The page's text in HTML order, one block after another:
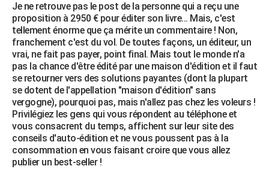
Je ne retrouve pas le post de la personne qui a reçu une
proposition à 2950 € pour éditer son livre... Mais, c'est
tellement énorme que ça mérite un commentaire ! Non,
franchement c'est du vol. De toutes façons, un éditeur, un
vrai, ne fait pas payer, point final. Mais tout le monde n'a
pas la chance d'être édité par une maison d'édition et il faut
se retourner vers des solutions payantes (dont la plupart
se dotent de l'appellation "maison d'édition" sans
vergogne), pourquoi pas, mais n'allez pas chez les voleurs !
Privilégiez les gens qui vous répondent au téléphone et
vous consacrent du temps, affichent sur leur site des
conseils d'auto-édition et ne vous poussent pas à la
consommation en vous faisant croire que vous allez
publier un best-seller !